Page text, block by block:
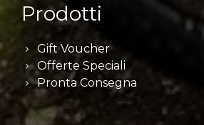
Prodotti
Gift Voucher
Offerte Speciali
Pronta Consegna